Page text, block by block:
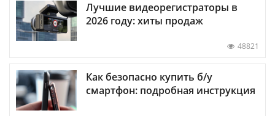
Лучшие видеорегистраторы в
2026 году: хиты продаж
48821
Как безопасно купить б/у
смартфон: подробная инструкция